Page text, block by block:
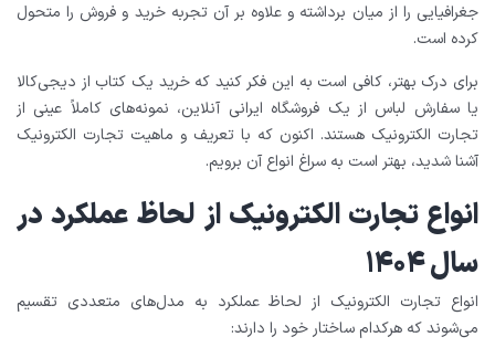
جغرافیایی را از میان برداشته و علاوه بر آن تجربه خرید و فروش را متحول
کرده است.
برای درک بهتر، کافی است به این فکر کنید که خرید یک کتاب از دیجی‌کالا
یا سفارش لباس از یک فروشگاه ایرانی آنلاین، نمونه‌های کاملاً عینی از
تجارت الکترونیک هستند. اکنون که با تعریف و ماهیت تجارت الکترونیک
آشنا شدید، بهتر است به سراغ انواع آن برویم.
انواع تجارت الکترونیک از لحاظ عملکرد در
سال 1404
انواع تجارت الکترونیک از لحاظ عملکرد به مدل‌های متعددی تقسیم
می‌شوند که هرکدام ساختار خود را دارند: